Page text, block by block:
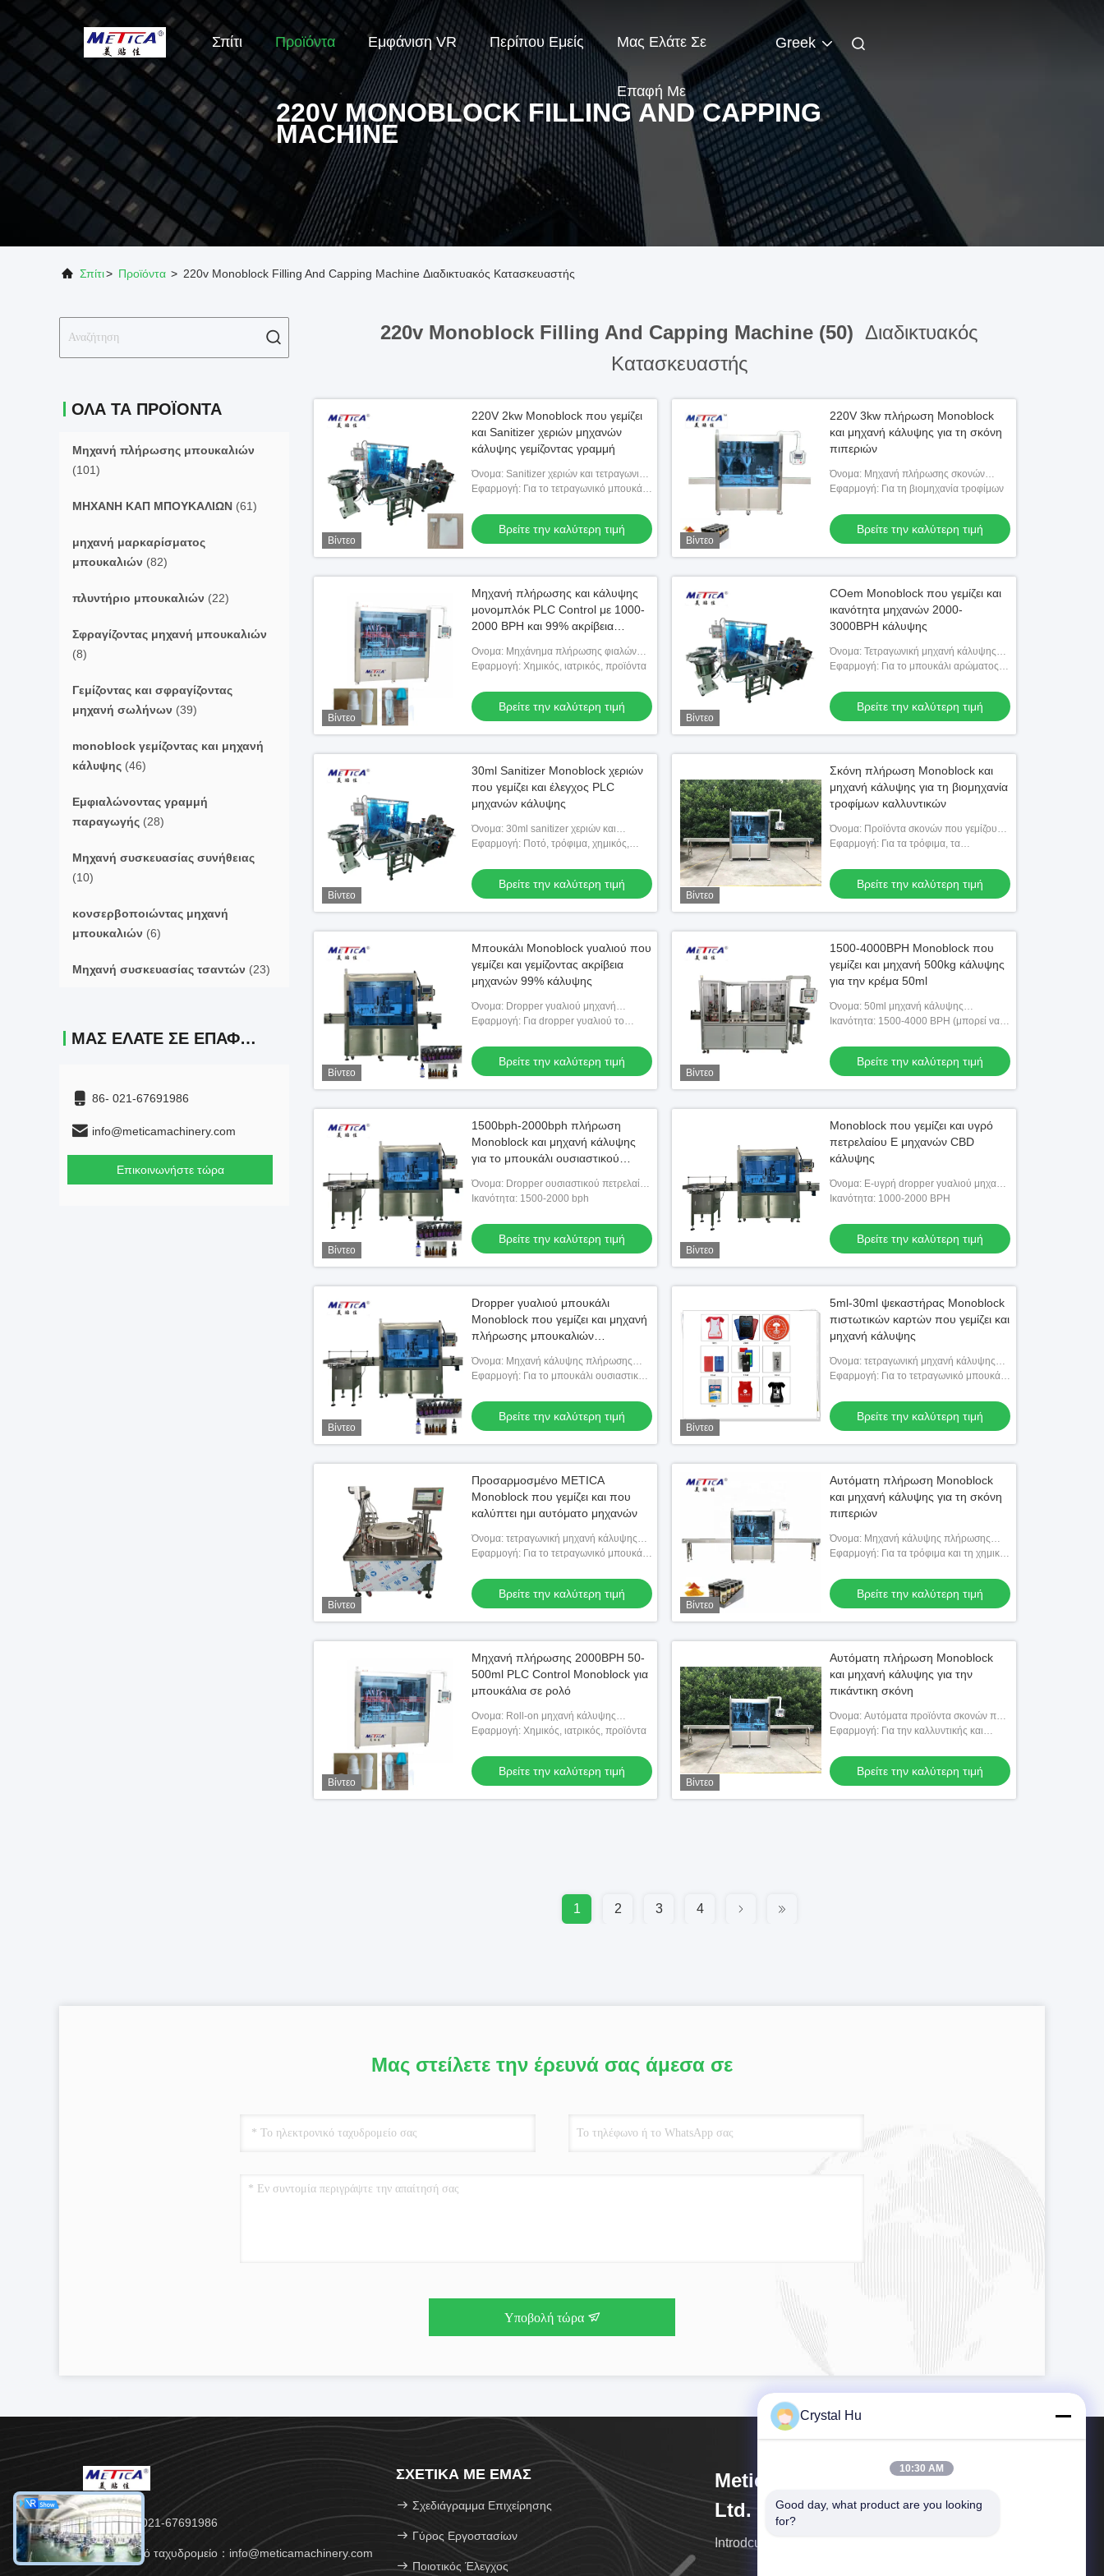
Σπίτι Προϊόντα Εμφάνιση VR Περίπου Εμείς Μας Ελάτε Σε
Επαφή Με
Greek
220V MONOBLOCK FILLING AND CAPPING
MACHINE
Σπίτι> Προϊόντα > 220v Monoblock Filling And Capping Machine Διαδικτυακός Κατασκευαστής
ΌΛΑ ΤΑ ΠΡΟΪΌΝΤΑ
Μηχανή πλήρωσης μπουκαλιών
(101)
ΜΗΧΑΝΗ ΚΑΠ ΜΠΟΥΚΑΛΙΩΝ (61)
μηχανή μαρκαρίσματος
μπουκαλιών (82)
πλυντήριο μπουκαλιών (22)
Σφραγίζοντας μηχανή μπουκαλιών
(8)
Γεμίζοντας και σφραγίζοντας
μηχανή σωλήνων (39)
monoblock γεμίζοντας και μηχανή
κάλυψης (46)
Εμφιαλώνοντας γραμμή
παραγωγής (28)
Μηχανή συσκευασίας συνήθειας
(10)
κονσερβοποιώντας μηχανή
μπουκαλιών (6)
Μηχανή συσκευασίας τσαντών (23)
ΜΑΣ ΕΛΆΤΕ ΣΕ ΕΠΑΦΉ ΜΕ
86- 021-67691986
info@meticamachinery.com
Επικοινωνήστε τώρα
220v Monoblock Filling And Capping Machine (50) Διαδικτυακός
Κατασκευαστής
Βίντεο
220V 2kw Monoblock που γεμίζει
και Sanitizer χεριών μηχανών
κάλυψης γεμίζοντας γραμμή
Όνομα: Sanitizer χεριών και τετραγωνική
μηχανή κάλυψης πλήρωσης μπουκαλιών
Εφαρμογή: Για το τετραγωνικό μπουκάλι
καλύπτει
Βρείτε την καλύτερη τιμή
Βίντεο
220V 3kw πλήρωση Monoblock
και μηχανή κάλυψης για τη σκόνη
πιπεριών
Όνομα: Μηχανή πλήρωσης σκονών
πιπεριών
Εφαρμογή: Για τη βιομηχανία τροφίμων
Βρείτε την καλύτερη τιμή
Βίντεο
Μηχανή πλήρωσης και κάλυψης
μονομπλόκ PLC Control με 1000-
2000 BPH και 99% ακρίβεια
σταγονόμετρο
Ονομα: Μηχάνημα πλήρωσης φιαλών
αποσμητικού
Εφαρμογή: Χημικός, ιατρικός, προϊόντα
Βρείτε την καλύτερη τιμή
Βίντεο
COem Monoblock που γεμίζει και
ικανότητα μηχανών 2000-
3000BPH κάλυψης
Όνομα: Τετραγωνική μηχανή κάλυψης
πλήρωσης μπουκαλιών αρώματος και
καρτών
Εφαρμογή: Για το μπουκάλι αρώματος
μπουκάλι πιστωτικών καρτών
Βρείτε την καλύτερη τιμή
Βίντεο
30ml Sanitizer Monoblock χεριών
που γεμίζει και έλεγχος PLC
μηχανών κάλυψης
Όνομα: 30ml sanitizer χεριών και
τετραγωνική μηχανή κάλυψης πλήρωσης
Εφαρμογή: Ποτό, τρόφιμα, χημικός,
Βρείτε την καλύτερη τιμή
Βίντεο
Σκόνη πλήρωση Monoblock και
μηχανή κάλυψης για τη βιομηχανία
τροφίμων καλλυντικών
Όνομα: Προϊόντα σκονών που γεμίζουν
και που καλύπτουν τη μηχανή σε μια
Εφαρμογή: Για τα τρόφιμα, τα
Βρείτε την καλύτερη τιμή
Βίντεο
Μπουκάλι Monoblock γυαλιού που
γεμίζει και γεμίζοντας ακρίβεια
μηχανών 99% κάλυψης
Όνομα: Dropper γυαλιού μηχανή
κάλυψης πλήρωσης μπουκαλιών
Εφαρμογή: Για dropper γυαλιού το
Βρείτε την καλύτερη τιμή
Βίντεο
1500-4000BPH Monoblock που
γεμίζει και μηχανή 500kg κάλυψης
για την κρέμα 50ml
Όνομα: 50ml μηχανή κάλυψης
πλήρωσης βάζων κρέμας χεριών
Ικανότητα: 1500-4000 BPH (μπορεί να
Βρείτε την καλύτερη τιμή
Βίντεο
1500bph-2000bph πλήρωση
Monoblock και μηχανή κάλυψης
για το μπουκάλι ουσιαστικού
Όνομα: Dropper ουσιαστικού πετρελαίου
και γυαλιού μηχανή κάλυψης πλήρωσης
Ικανότητα: 1500-2000 bph
Βρείτε την καλύτερη τιμή
Βίντεο
Monoblock που γεμίζει και υγρό
πετρελαίου Ε μηχανών CBD
κάλυψης
Όνομα: Ε-υγρή dropper γυαλιού μηχανή
κάλυψης πλήρωσης μπουκαλιών
Ικανότητα: 1000-2000 BPH
Βρείτε την καλύτερη τιμή
Βίντεο
Dropper γυαλιού μπουκάλι
Monoblock που γεμίζει και μηχανή
πλήρωσης μπουκαλιών
κάλυψης
Όνομα: Μηχανή κάλυψης πλήρωσης
μπουκαλιών ουσιαστικού πετρελαίου
Εφαρμογή: Για το μπουκάλι ουσιαστικού
Βρείτε την καλύτερη τιμή
Βίντεο
5ml-30ml ψεκαστήρας Monoblock
πιστωτικών καρτών που γεμίζει και
μηχανή κάλυψης
Όνομα: τετραγωνική μηχανή κάλυψης
πλήρωσης μπουκαλιών κασετών και
Εφαρμογή: Για το τετραγωνικό μπουκάλι
γεμίζει και που καλύπτει
Βρείτε την καλύτερη τιμή
Βίντεο
Προσαρμοσμένο METICA
Monoblock που γεμίζει και που
καλύπτει ημι αυτόματο μηχανών
Όνομα: τετραγωνική μηχανή κάλυψης
πλήρωσης μπουκαλιών κασετών και
Εφαρμογή: Για το τετραγωνικό μπουκάλι
γεμίζει και που καλύπτει
Βρείτε την καλύτερη τιμή
Βίντεο
Αυτόματη πλήρωση Monoblock
και μηχανή κάλυψης για τη σκόνη
πιπεριών
Όνομα: Μηχανή κάλυψης πλήρωσης
σκονών προϊόντων καθαρισμού
Εφαρμογή: Για τα τρόφιμα και τη χημική
Βρείτε την καλύτερη τιμή
Βίντεο
Μηχανή πλήρωσης 2000BPH 50-
500ml PLC Control Monoblock για
μπουκάλια σε ρολό
Ονομα: Roll-on μηχανή κάλυψης
πλήρωσης μπουκαλιών
Εφαρμογή: Χημικός, ιατρικός, προϊόντα
Βρείτε την καλύτερη τιμή
Βίντεο
Αυτόματη πλήρωση Monoblock
και μηχανή κάλυψης για την
πικάντικη σκόνη
Όνομα: Αυτόματα προϊόντα σκονών που
γεμίζουν τη μηχανή κάλυψης
Εφαρμογή: Για την καλλυντικής και
Βρείτε την καλύτερη τιμή
1 2 3 4
Μας στείλετε την έρευνά σας άμεσα σε
Υποβολή τώρα
Τηλ.：86- 021-67691986
Ηλεκτρονικό ταχυδρομείο：info@meticamachinery.com
ΣΧΕΤΙΚΆ ΜΕ ΕΜΆΣ
Σχεδιάγραμμα Επιχείρησης
Γύρος Εργοστασίων
Ποιοτικός Έλεγχος
Metica Machinery (Shanghai) Co.,
Ltd.
Introdcution μηχανημάτων Metica
Crystal Hu
10:30 AM
Good day, what product are you looking
for?